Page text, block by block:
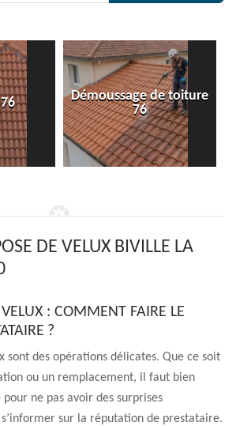
de toiture
Etanchéité toiture 76
DE VELUX BIVILLE LA
: COMMENT FAIRE LE
?
sont des opérations délicates. Que ce soit
ou un remplacement, il faut bien
ne pas avoir des surprises
sur la réputation de prestataire.